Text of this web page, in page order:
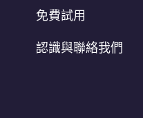
免費試用
認識與聯絡我們